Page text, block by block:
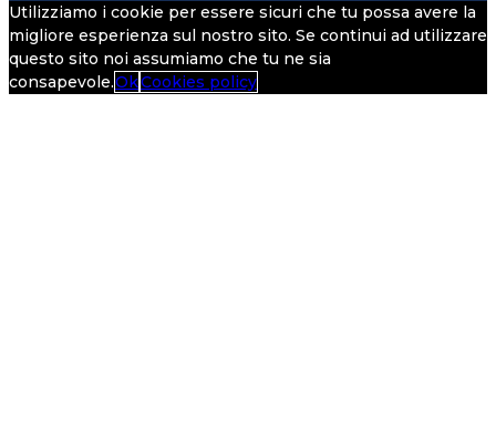
Utilizziamo i cookie per essere sicuri che tu possa avere la
migliore esperienza sul nostro sito. Se continui ad utilizzare
questo sito noi assumiamo che tu ne sia
consapevole.OkCookies policy